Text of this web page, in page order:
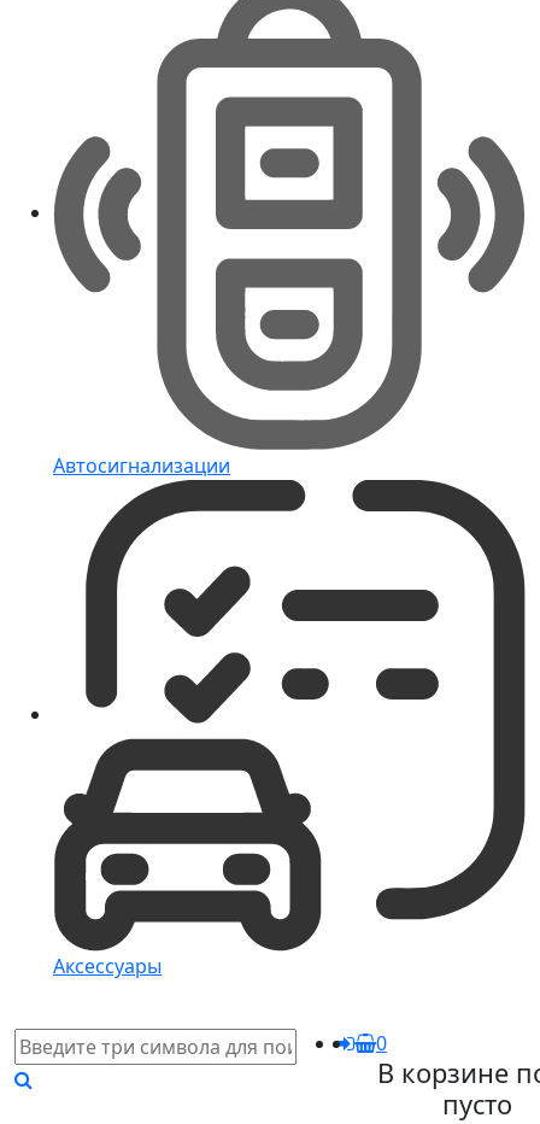
Автосигнализации
Аксессуары
0
В корзине
пусто